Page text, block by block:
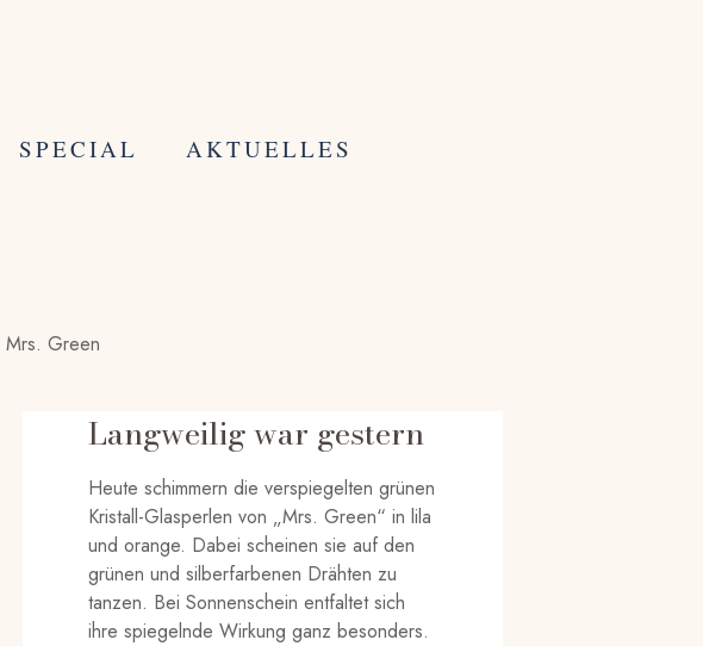
SPECIAL AKTUELLES
Mrs. Green
Langweilig war gestern
Heute schimmern die verspiegelten grünen
Kristall-Glasperlen von „Mrs. Green“ in lila
und orange. Dabei scheinen sie auf den
grünen und silberfarbenen Drähten zu
tanzen. Bei Sonnenschein entfaltet sich
ihre spiegelnde Wirkung ganz besonders.